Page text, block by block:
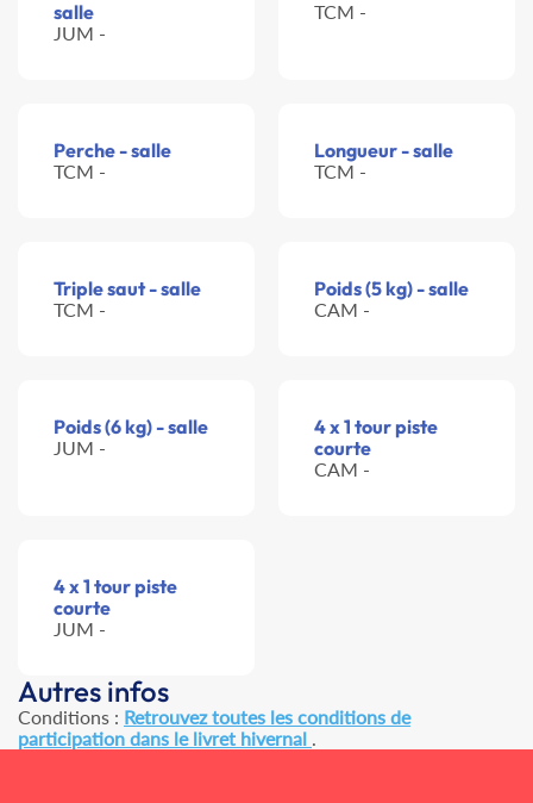
salle
JUM -
TCM -
Perche - salle
TCM -
Longueur - salle
TCM -
Triple saut - salle
TCM -
Poids (5 kg) - salle
CAM -
Poids (6 kg) - salle
JUM -
4 x 1 tour piste
courte
CAM -
4 x 1 tour piste
courte
JUM -
Autres infos
Conditions : Retrouvez toutes les conditions de
participation dans le livret hivernal .